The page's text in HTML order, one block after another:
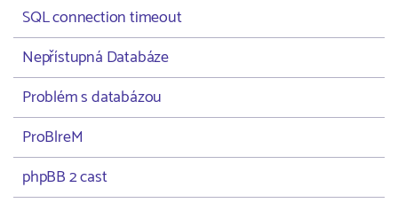
SQL connection timeout
Nepřístupná Databáze
Problém s databázou
ProBlreM
phpBB 2 cast